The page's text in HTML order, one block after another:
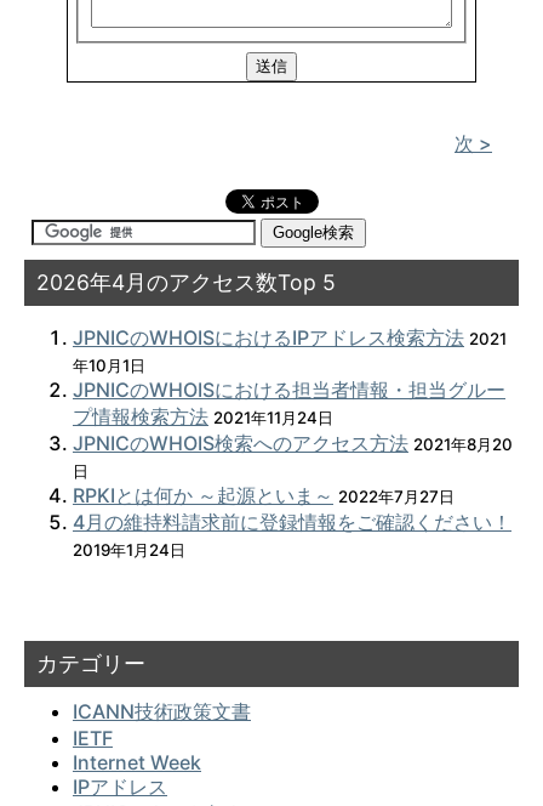
次 >
2026年4月のアクセス数Top 5
JPNICのWHOISにおけるIPアドレス検索方法 2021
年10月1日
JPNICのWHOISにおける担当者情報・担当グルー
プ情報検索方法 2021年11月24日
JPNICのWHOIS検索へのアクセス方法 2021年8月20
日
RPKIとは何か ～起源といま～ 2022年7月27日
4月の維持料請求前に登録情報をご確認ください！
2019年1月24日
カテゴリー
ICANN技術政策文書
IETF
Internet Week
IPアドレス